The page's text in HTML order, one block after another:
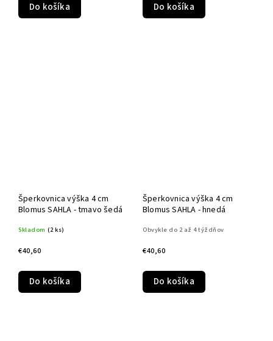
Do košíka Do košíka
Šperkovnica výška 4 cm
Blomus SAHLA - tmavo šedá
Skladom (2 ks)
€40,60
Do košíka
Šperkovnica výška 4 cm
Blomus SAHLA - hnedá
Obvykle do 2 až 4 týždňov
€40,60
Do košíka